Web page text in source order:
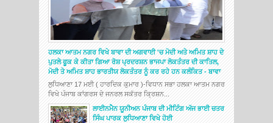
ਹਲਕਾ ਆਤਮ ਨਗਰ ਵਿਖੇ ਬਾਵਾ ਦੀ ਅਗਵਾਈ 'ਚ ਮੋਦੀ ਅਤੇ ਅਮਿਤ ਸ਼ਾਹ ਦੇ
ਪੁਤਲੇ ਫੂਕ ਕੇ ਕੀਤਾ ਗਿਆ ਰੋਸ਼ ਪ੍ਰਦਰਸ਼ਨ ਭਾਜਪਾ ਲੋਕਤੰਤਰ ਦੀ ਕਾਤਿਲ,
ਮੋਦੀ ਤੇ ਅਮਿਤ ਸ਼ਾਹ ਭਾਰਤੀਯ ਲੋਕਤੰਤਰ ਨੂੰ ਕਰ ਰਹੇ ਹਨ ਕਲੰਕਿਤ - ਬਾਵਾ
ਲੁਧਿਆਣਾ 17 ਮਈ ( ਹਾਰਦਿਕ ਕੁਮਾਰ )-ਵਿਧਾਨ ਸਭਾ ਹਲਕਾ ਆਤਮ ਨਗਰ
ਵਿਖੇ ਪੰਜਾਬ ਕਾਂਗਰਸ ਦੇ ਜਨਰਲ ਸਕੱਤਰ ਕ੍ਰਿਸ਼ਨ...
ਲਾਈਨਮੈਨ ਯੂਨੀਅਨ ਪੰਜਾਬ ਦੀ ਮੀਟਿੰਗ ਅੱਜ ਭਾਈ ਚਤਰ
ਸਿੰਘ ਪਾਰਕ ਲੁਧਿਆਣਾ ਵਿਖੇ ਹੋਈ